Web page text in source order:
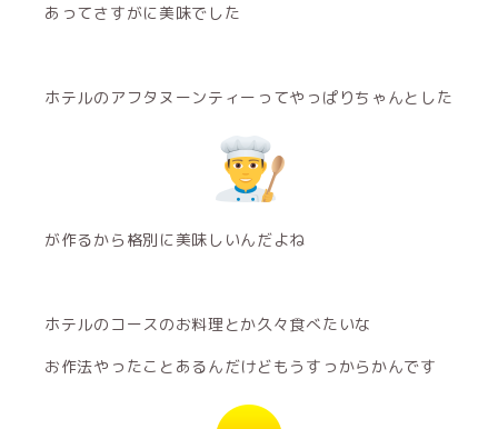
あってさすがに美味でした
ホテルのアフタヌーンティーってやっぱりちゃんとした
が作るから格別に美味しいんだよね
ホテルのコースのお料理とか久々食べたいな
お作法やったことあるんだけどもうすっからかんです